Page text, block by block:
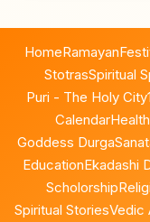
HomeRamayan
StotrasSpiritual
Puri - The Holy City
CalendarHealth
Goddess Durga
EducationEkadashi
Scholorship
Spiritual StoriesVedic